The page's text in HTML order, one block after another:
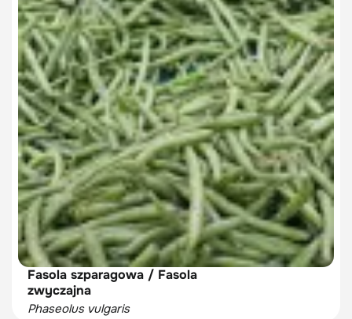
Fasola szparagowa / Fasola
zwyczajna
Phaseolus vulgaris